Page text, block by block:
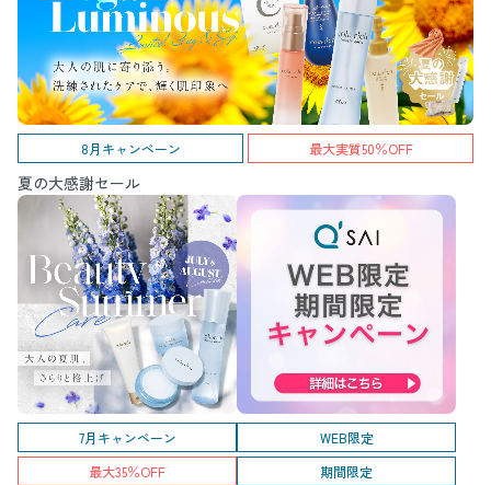
8月キャンペーン 最大実質50％OFF
夏の大感謝セール
7月キャンペーン
最大35％OFF
WEB限定
期間限定